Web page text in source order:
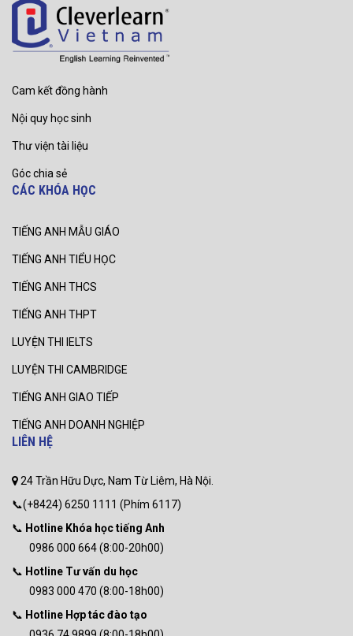
Cam kết đồng hành
Nội quy học sinh
Thư viện tài liệu
Góc chia sẻ
CÁC KHÓA HỌC
TIẾNG ANH MẪU GIÁO
TIẾNG ANH TIỂU HỌC
TIẾNG ANH THCS
TIẾNG ANH THPT
LUYỆN THI IELTS
LUYỆN THI CAMBRIDGE
TIẾNG ANH GIAO TIẾP
TIẾNG ANH DOANH NGHIỆP
LIÊN HỆ
24 Trần Hữu Dực, Nam Từ Liêm, Hà Nội.
📞(+8424) 6250 1111 (Phím 6117)
📞 Hotline Khóa học tiếng Anh
0986 000 664 (8:00-20h00)
📞 Hotline Tư vấn du học
0983 000 470 (8:00-18h00)
📞 Hotline Hợp tác đào tạo